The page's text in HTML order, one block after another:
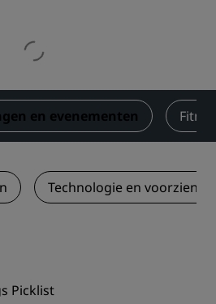
en evenementen
Technologie en
Picklist